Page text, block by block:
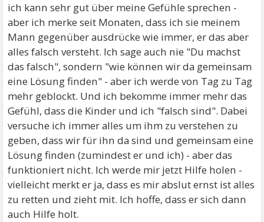
ich kann sehr gut über meine Gefühle sprechen -
aber ich merke seit Monaten, dass ich sie meinem
Mann gegenüber ausdrücke wie immer, er das aber
alles falsch versteht. Ich sage auch nie "Du machst
das falsch", sondern "wie können wir da gemeinsam
eine Lösung finden" - aber ich werde von Tag zu Tag
mehr geblockt. Und ich bekomme immer mehr das
Gefühl, dass die Kinder und ich "falsch sind". Dabei
versuche ich immer alles um ihm zu verstehen zu
geben, dass wir für ihn da sind und gemeinsam eine
Lösung finden (zumindest er und ich) - aber das
funktioniert nicht. Ich werde mir jetzt Hilfe holen -
vielleicht merkt er ja, dass es mir abslut ernst ist alles
zu retten und zieht mit. Ich hoffe, dass er sich dann
auch Hilfe holt.